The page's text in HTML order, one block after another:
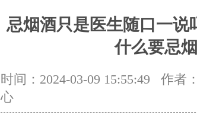
忌烟酒只是医生随口一说
什么要忌
时间：2024-03-09 15:55:49
作者
心